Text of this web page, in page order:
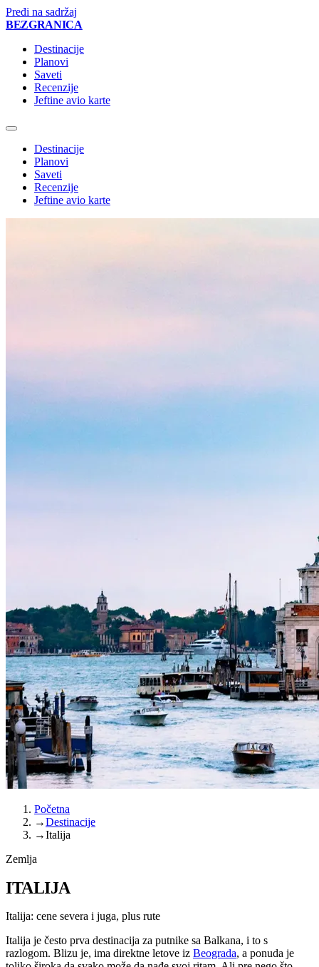
Pređi na sadržaj
BEZGRANICA
Destinacije
Planovi
Saveti
Recenzije
Jeftine avio karte
Destinacije
Planovi
Saveti
Recenzije
Jeftine avio karte
Početna
→Destinacije
→Italija
Zemlja
ITALIJA
Italija: cene severa i juga, plus rute
Italija je često prva destinacija za putnike sa Balkana, i to s
razlogom. Blizu je, ima direktne letove iz Beograda, a ponuda je